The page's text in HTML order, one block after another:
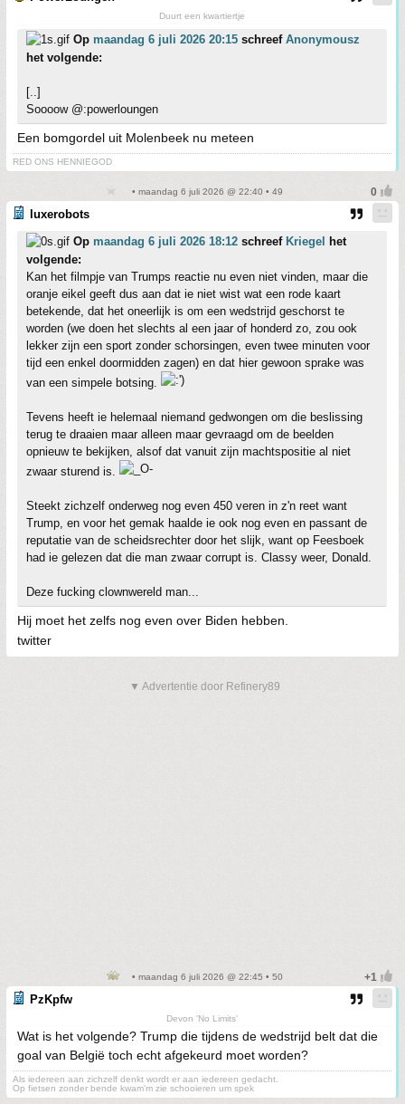
Duurt een kwartiertje
Op maandag 6 juli 2026 20:15 schreef Anonymousz
het volgende:
[..]
Soooow @:powerloungen
Een bomgordel uit Molenbeek nu meteen
RED ONS HENNIEGOD
• maandag 6 juli 2026 @ 22:40 • 49
luxerobots
Op maandag 6 juli 2026 18:12 schreef Kriegel
het
volgende:
Kan het filmpje van Trumps reactie nu even niet vinden, maar die
oranje eikel geeft dus aan dat ie niet wist wat een rode kaart
betekende, dat het oneerlijk is om een wedstrijd geschorst te
worden (we doen het slechts al een jaar of honderd zo, zou ook
lekker zijn een sport zonder schorsingen, even twee minuten voor
tijd een enkel doormidden zagen) en dat hier gewoon sprake was
van een simpele botsing.
Tevens heeft ie helemaal niemand gedwongen om die beslissing
terug te draaien maar alleen maar gevraagd om de beelden
opnieuw te bekijken, alsof dat vanuit zijn machtspositie al niet
zwaar sturend is.
Steekt zichzelf onderweg nog even 450 veren in z'n reet want
Trump, en voor het gemak haalde ie ook nog even en passant de
reputatie van de scheidsrechter door het slijk, want op Feesboek
had ie gelezen dat die man zwaar corrupt is. Classy weer, Donald.
Deze fucking clownwereld man...
Hij moet het zelfs nog even over Biden hebben.
twitter
▼ Advertentie door Refinery89
• maandag 6 juli 2026 @ 22:45 • 50
PzKpfw
Devon 'No Limits'
Wat is het volgende? Trump die tijdens de wedstrijd belt dat die
goal van België toch echt afgekeurd moet worden?
Als iedereen aan zichzelf denkt wordt er aan iedereen gedacht.
Op fietsen zonder bende kwam'm zie schooieren um spek